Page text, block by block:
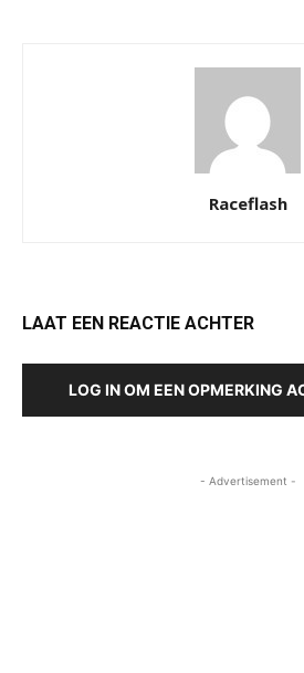
Raceflash
LAAT EEN REACTIE ACHTER
LOG IN OM EEN OPMERKING
- Advertisement -